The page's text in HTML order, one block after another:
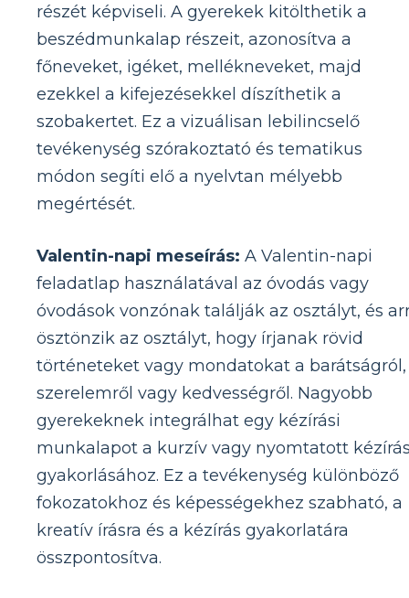
részét képviseli. A gyerekek kitölthetik a
beszédmunkalap részeit, azonosítva a
főneveket, igéket, mellékneveket, majd
ezekkel a kifejezésekkel díszíthetik a
szobakertet. Ez a vizuálisan lebilincselő
tevékenység szórakoztató és tematikus
módon segíti elő a nyelvtan mélyebb
megértését.
Valentin-napi meseírás: A Valentin-napi
feladatlap használatával az óvodás vagy
óvodások vonzónak találják az osztályt, és
ösztönzik az osztályt, hogy írjanak rövid
történeteket vagy mondatokat a barátságról,
szerelemről vagy kedvességről. Nagyobb
gyerekeknek integrálhat egy kézírási
munkalapot a kurzív vagy nyomtatott
gyakorlásához. Ez a tevékenység különböző
fokozatokhoz és képességekhez szabható, a
kreatív írásra és a kézírás gyakorlatára
összpontosítva.